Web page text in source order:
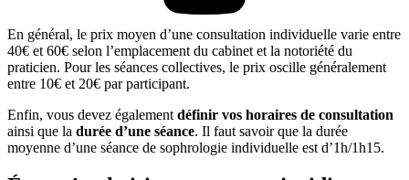
En général, le prix moyen d’une consultation individuelle varie entre
40€ et 60€ selon l’emplacement du cabinet et la notoriété du
praticien. Pour les séances collectives, le prix oscille généralement
entre 10€ et 20€ par participant.
Enfin, vous devez également définir vos horaires de consultation
ainsi que la durée d’une séance. Il faut savoir que la durée
moyenne d’une séance de sophrologie individuelle est d’1h/1h15.